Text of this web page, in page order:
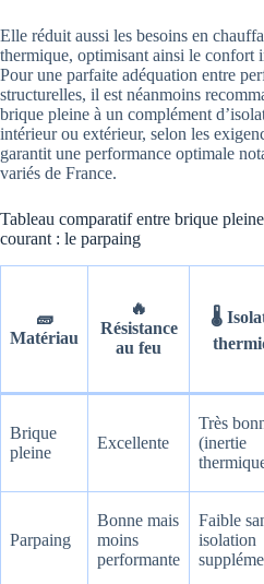
Elle réduit aussi les besoins en
thermique, optimisant ainsi le confort
Pour une parfaite adéquation entre
structurelles, il est néanmoins
brique pleine à un complément
intérieur ou extérieur, selon les
garantit une performance optimale
variés de France.
Tableau comparatif entre brique
courant : le parpaing
🧱
Matériau
🔥
Résistance
au feu
🌡️
Brique
pleine
Excellente
Très
(inertie
Parpaing
Bonne mais
moins
performante
Faible
isolation